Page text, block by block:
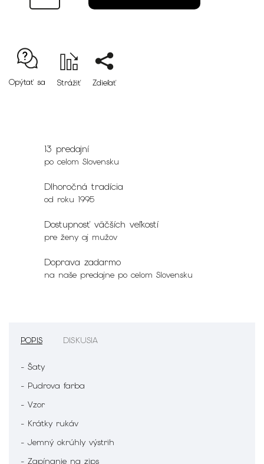
Opýtať sa Strážiť Zdieľať
13 predajní
po celom Slovensku
Dlhoročná tradícia
od roku 1995
Dostupnosť väčších veľkostí
pre ženy aj mužov
Doprava zadarmo
na naše predajne po celom Slovensku
POPIS DISKUSIA
- Šaty
- Pudrova farba
- Vzor
- Krátky rukáv
- Jemný okrúhly výstrih
- Zapínanie na zips